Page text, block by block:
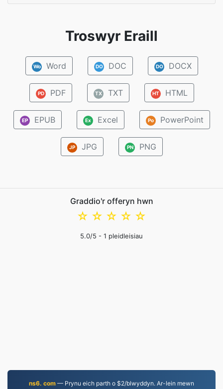
Troswyr Eraill
Wo Word DO DOC DO DOCX
PD PDF TX TXT HT HTML
EP EPUB Ex Excel Po PowerPoint
JP JPG PN PNG
Graddio'r offeryn hwn
☆
☆
☆
☆
☆
5.0/5 - 1 pleidleisiau
ns6. com — Prynu eich parth o $2/blwyddyn. Ar-lein mewn